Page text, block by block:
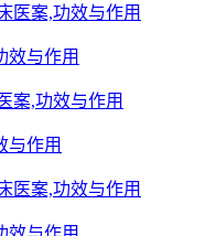
效与作用
与作用